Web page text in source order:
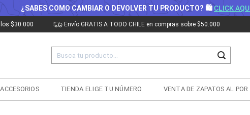
¿SABES COMO CAMBIAR O DEVOLVER TU PRODUCTO? 🛍CLICK
$30.000 Envío GRATIS A TODO CHILE en compras sobre $50.000
ACCESORIOS TIENDA ELIGE TU NÚMERO VENTA DE ZAPATOS AL POR